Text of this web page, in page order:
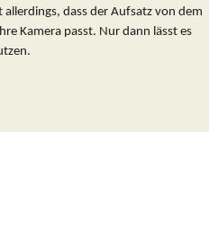
allerdings, dass der Aufsatz von dem
Kamera passt. Nur dann lässt es